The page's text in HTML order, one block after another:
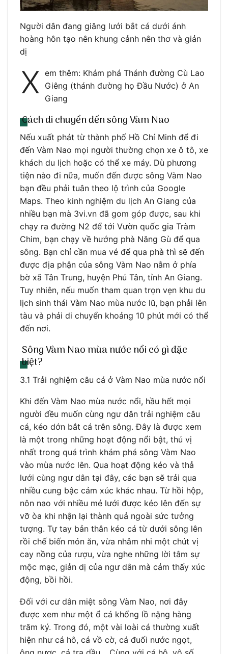
Người dân đang giăng lưới bắt cá dưới ánh
hoàng hôn tạo nên khung cảnh nên thơ và giản
dị
X em thêm: Khám phá Thánh đường Cù Lao
Giêng (thánh đường họ Đầu Nước) ở An
Giang
Cách di chuyển đến sông Vàm Nao
Nếu xuất phát từ thành phố Hồ Chí Minh để đi
đến Vàm Nao mọi người thường chọn xe ô tô, xe
khách du lịch hoặc có thể xe máy. Dù phương
tiện nào đi nữa, muốn đến được sông Vàm Nao
bạn đều phải tuân theo lộ trình của Google
Maps. Theo kinh nghiệm du lịch An Giang của
nhiều bạn mà 3vi.vn đã gom góp được, sau khi
chạy ra đường N2 để tới Vườn quốc gia Tràm
Chim, bạn chạy về hướng phà Năng Gù để qua
sông. Bạn chỉ cần mua vé để qua phà thì sẽ đến
được địa phận của sông Vàm Nao nằm ở phía
bờ xã Tân Trung, huyện Phú Tân, tỉnh An Giang.
Tuy nhiên, nếu muốn tham quan trọn vẹn khu du
lịch sinh thái Vàm Nao mùa nước lũ, bạn phải lên
tàu và phải di chuyển khoảng 10 phút mới có thể
đến nơi.
Sông Vàm Nao mùa nước nổi có gì đặc
biệt?
3.1 Trải nghiệm câu cá ở Vàm Nao mùa nước nổi
Khi đến Vàm Nao mùa nước nổi, hầu hết mọi
người đều muốn cùng ngư dân trải nghiệm câu
cá, kéo dớn bắt cá trên sông. Đây là được xem
là một trong những hoạt động nổi bật, thú vị
nhất trong quá trình khám phá sông Vàm Nao
vào mùa nước lên. Qua hoạt động kéo và thả
lưới cùng ngư dân tại đây, các bạn sẽ trải qua
nhiều cung bậc cảm xúc khác nhau. Từ hồi hộp,
nôn nao với nhiều mẻ lưới được kéo lên đến sự
vỡ òa khi nhận lại thành quả ngoài sức tưởng
tượng. Tự tay bản thân kéo cá từ dưới sông lên
rồi chế biến món ăn, vừa nhâm nhi một chút vị
cay nồng của rượu, vừa nghe những lời tâm sự
mộc mạc, giản dị của ngư dân mà cảm thấy xúc
động, bồi hồi.
Đối với cư dân miệt sông Vàm Nao, nơi đây
được xem như một ổ cá khổng lồ nặng hàng
trăm ký. Trong đó, một vài loài cá thường xuất
hiện như cá hô, cá vồ cờ, cá đuối nước ngọt,